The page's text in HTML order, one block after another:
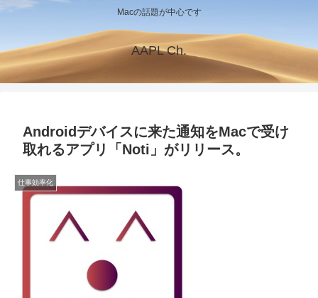
Macの話題が中心です
AAPL Ch.
Androidデバイスに来た通知をMacで受け
取れるアプリ「Noti」がリリース。
仕事効率化